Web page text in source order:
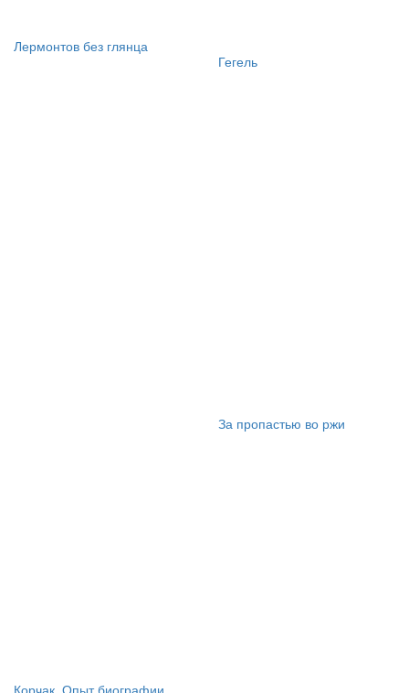
Лермонтов без глянца
Гегель
Корчак. Опыт биографии
За пропастью во ржи